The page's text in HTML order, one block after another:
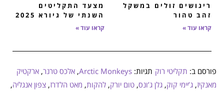
ריגושים זולים במשקל
זהב טהור
קראו עוד »
מצעד התקליטים
השנתי של גיורא 2025
קראו עוד »
פורסם ב: תקליטי רוק תגיות: Arctic Monkeys
, אלכס טרנר, ארקטיק
מאנקיז, ג’יימי קוק, גלן ג’ונס, טום יורק, להקות, מאט הלדרז, צפון אנגליה,